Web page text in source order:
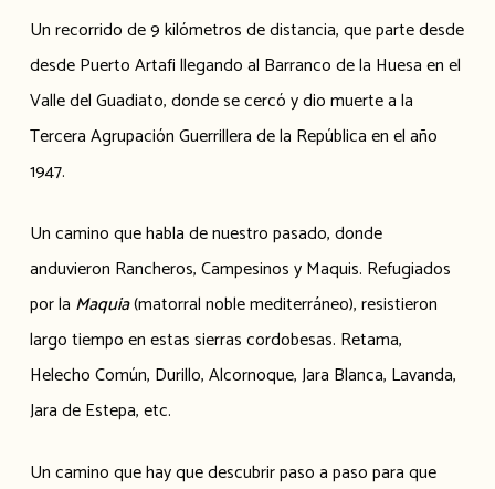
Un recorrido de 9 kilómetros de distancia, que parte desde
desde Puerto Artafi llegando al Barranco de la Huesa en el
Valle del Guadiato, donde se cercó y dio muerte a la
Tercera Agrupación Guerrillera de la República en el año
1947.
Un camino que habla de nuestro pasado, donde
anduvieron Rancheros, Campesinos y Maquis. Refugiados
por la Maquia(matorral noble mediterráneo), resistieron
largo tiempo en estas sierras cordobesas. Retama,
Helecho Común, Durillo, Alcornoque, Jara Blanca, Lavanda,
Jara de Estepa, etc.
Un camino que hay que descubrir paso a paso para que